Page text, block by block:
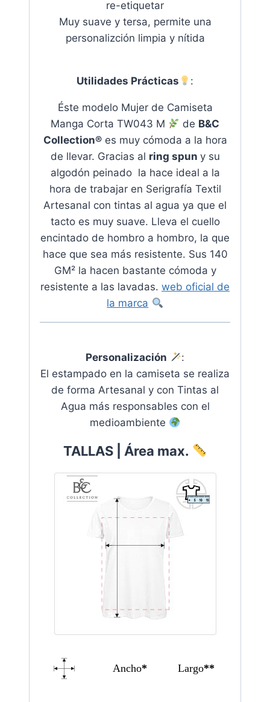
re-etiquetar
Muy suave y tersa, permite una
personalizción limpia y nítida
Utilidades Prácticas :
Éste modelo Mujer de Camiseta
Manga Corta TW043 M
de B&C
Collection®es muy cómoda a la hora
de llevar. Gracias al ring spun y su
algodón peinado la hace ideal a la
hora de trabajar en Serigrafía Textil
Artesanal con tintas al agua ya que el
tacto es muy suave. Lleva el cuello
encintado de hombro a hombro, la que
hace que sea más resistente. Sus 140
GM² la hacen bastante cómoda y
resistente a las lavadas. web oficial de
la marca
Personalización
:
El estampado en la camiseta se realiza
de forma Artesanal y con Tintas al
Agua más responsables con el
medioambiente
TALLAS | Área max.
Ancho* Largo**